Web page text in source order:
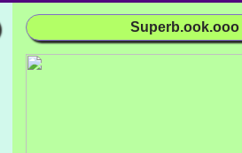
Superb.ook.ooo